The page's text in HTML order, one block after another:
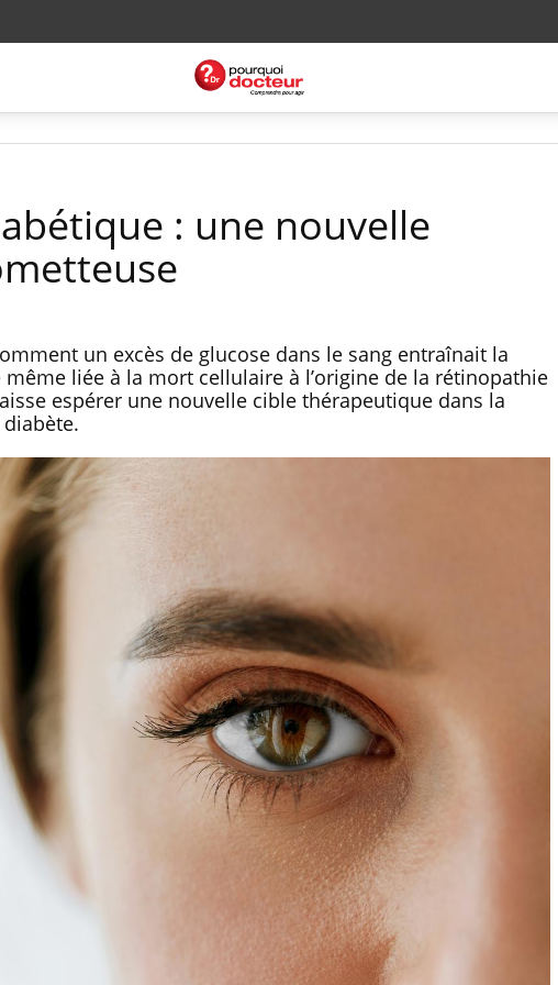
: une nouvelle
un excès de glucose dans le sang entraînait la
liée à la mort cellulaire à l’origine de la rétinopathie
espérer une nouvelle cible thérapeutique dans la
Grossesse et chaleur : ce
que dit la science
Le smartphone nuit-il à
l'apprentissage de la
lecture ?
Mordue par une tique en
vacances, elle reste dans
le coma pendant 42 jours
barracuda, une